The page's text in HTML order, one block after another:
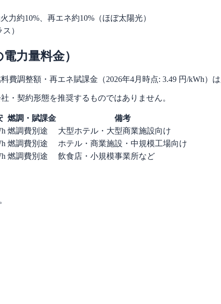
力約10%、再エネ約10%（ほぼ太陽光）
）
力量料金）
調整額・再エネ賦課金（2026年4月時点: 3.49 円/kWh）は
・契約形態を推奨するものではありません。
燃調・賦課金
備考
燃調費別途
大型ホテル・大型商業施設向け
燃調費別途
ホテル・商業施設・中規模工場向け
燃調費別途 飲食店・小規模事業所など